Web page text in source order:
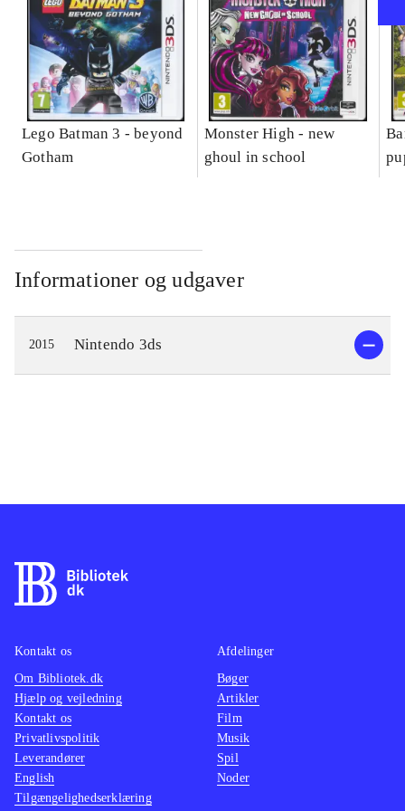
Lego Batman 3 - beyond
Gotham
Monster High - new
ghoul in school
Informationer og udgaver
2015 Nintendo 3ds
Kontakt os
Om Bibliotek.dk
Hjælp og vejledning
Kontakt os
Privatlivspolitik
Leverandører
English
Tilgængelighedserklæring
Afdelinger
Bøger
Artikler
Film
Musik
Spil
Noder